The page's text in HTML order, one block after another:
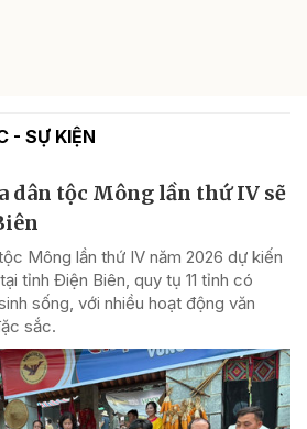
- SỰ KIỆN
dân tộc Mông lần thứ IV sẽ
Mông lần thứ IV năm 2026 dự kiến
tỉnh Điện Biên, quy tụ 11 tỉnh có
sống, với nhiều hoạt động văn
sắc.